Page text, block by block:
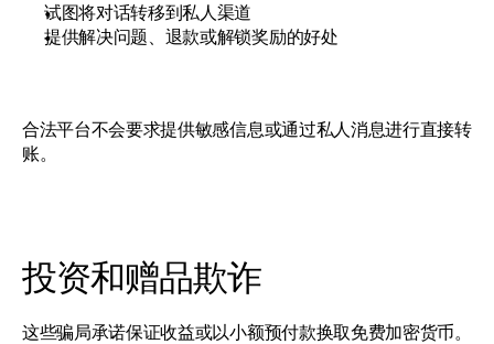
试图将对话转移到私人渠道
提供解决问题、退款或解锁奖励的好处
合法平台不会要求提供敏感信息或通过私人消息进行直接转
账。
投资和赠品欺诈
这些骗局承诺保证收益或以小额预付款换取免费加密货币。